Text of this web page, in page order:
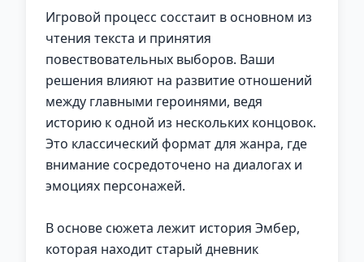
Игровой процесс сосстаит в основном из
чтения текста и принятия
повествовательных выборов. Ваши
решения влияют на развитие отношений
между главными героинями, ведя
историю к одной из нескольких концовок.
Это классический формат для жанра, где
внимание сосредоточено на диалогах и
эмоциях персонажей.
В основе сюжета лежит история Эмбер,
которая находит старый дневник